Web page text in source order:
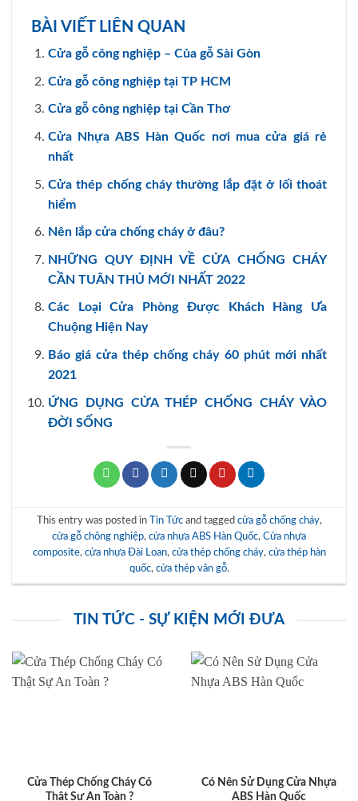
BÀI VIẾT LIÊN QUAN
Cửa gỗ công nghiệp – Của gỗ Sài Gòn
Cửa gỗ công nghiệp tại TP HCM
Cửa gỗ công nghiệp tại Cần Thơ
Cửa Nhựa ABS Hàn Quốc nơi mua cửa giá rẻ
nhất
Cửa thép chống cháy thường lắp đặt ở lối thoát
hiểm
Nên lắp cửa chống cháy ở đâu?
NHỮNG QUY ĐỊNH VỀ CỬA CHỐNG CHÁY
CẦN TUÂN THỦ MỚI NHẤT 2022
Các Loại Cửa Phòng Được Khách Hàng Ưa
Chuộng Hiện Nay
Báo giá cửa thép chống cháy 60 phút mới nhất
2021
ỨNG DỤNG CỬA THÉP CHỐNG CHÁY VÀO
ĐỜI SỐNG
This entry was posted in Tin Tứcand tagged cửa gỗ chống cháy,
cửa gỗ chông nghiệp, cửa nhựa ABS Hàn Quốc, Cửa nhựa
composite, cửa nhựa Đài Loan, cửa thép chống cháy, cửa thép hàn
quốc, cửa thép vân gỗ.
TIN TỨC - SỰ KIỆN MỚI ĐƯA
Cửa Thép Chống Cháy Có
Thật Sự An Toàn ?
Có Nên Sử Dụng Cửa Nhựa
ABS Hàn Quốc